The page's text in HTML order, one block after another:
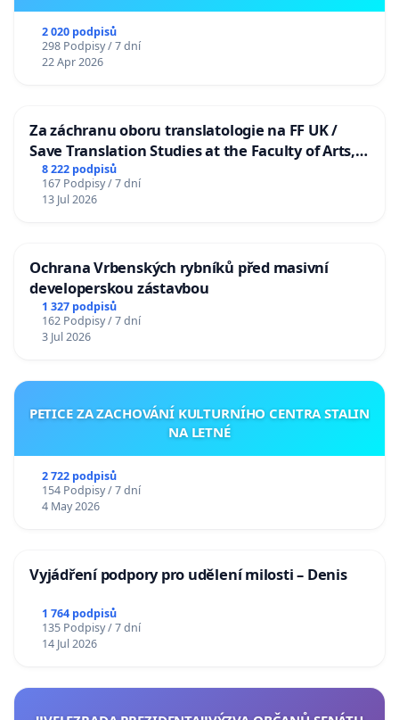
2 020 podpisů
298 Podpisy / 7 dní
22 Apr 2026
Za záchranu oboru translatologie na FF UK /
Save Translation Studies at the Faculty of Arts,
Charles University
8 222 podpisů
167 Podpisy / 7 dní
13 Jul 2026
Ochrana Vrbenských rybníků před masivní
developerskou zástavbou
1 327 podpisů
162 Podpisy / 7 dní
3 Jul 2026
PETICE ZA ZACHOVÁNÍ KULTURNÍHO CENTRA STALIN
NA LETNÉ
2 722 podpisů
154 Podpisy / 7 dní
4 May 2026
Vyjádření podpory pro udělení milosti – Denis
1 764 podpisů
135 Podpisy / 7 dní
14 Jul 2026